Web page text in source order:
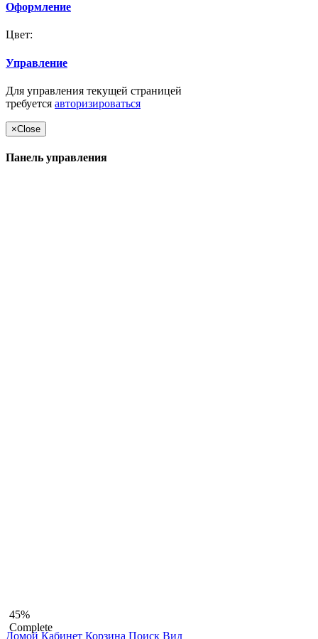
Оформление
Цвет:
Управление
Для управления текущей страницей
требуется авторизироваться
×Close
Панель управления
45%
Complete
Домой Кабинет Корзина Поиск Вид